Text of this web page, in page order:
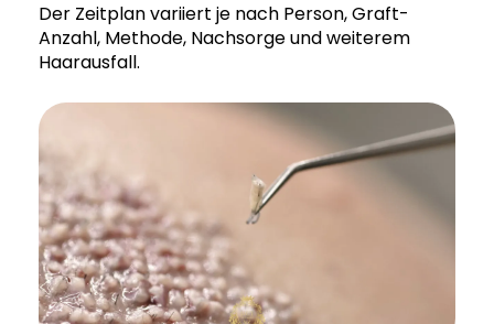
Der Zeitplan variiert je nach Person, Graft-
Anzahl, Methode, Nachsorge und weiterem
Haarausfall.